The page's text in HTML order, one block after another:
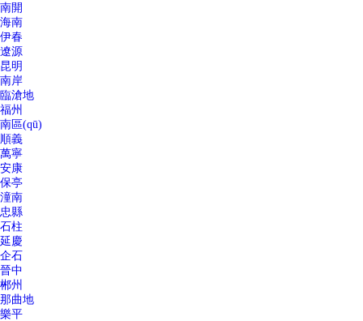
南開
海南
伊春
遼源
昆明
南岸
臨滄地
福州
南區(qū)
順義
萬寧
安康
保亭
潼南
忠縣
石柱
延慶
企石
晉中
郴州
那曲地
樂平